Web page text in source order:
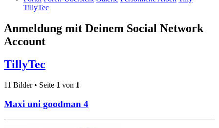
TillyTec
Anmeldung mit Deinem Social Network
Account
TillyTec
11 Bilder • Seite 1 von 1
Maxi uni goodman 4